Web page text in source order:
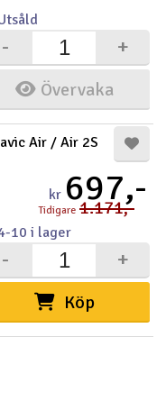
Övervaka
+
-
Air / Air 2S
kr 697,-
Tidigare 1.171,-
Köp
+
-
10 i lager